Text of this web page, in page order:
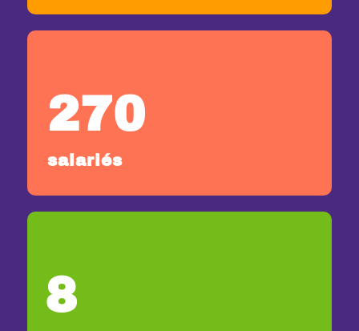
270
salariés
8